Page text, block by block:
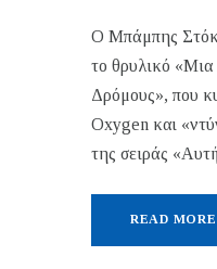
Ο Μπάμπης
το θρυλικό
Δρόμους», που
Oxygen και
της σειράς
READ MORE